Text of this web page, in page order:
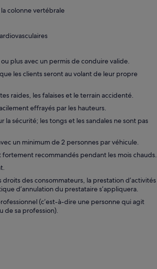
colonne vertébrale
plus avec un permis de conduire valide.
les clients seront au volant de leur propre
raides, les falaises et le terrain accidenté.
effrayés par les hauteurs.
la sécurité; les tongs et les sandales ne sont pas
un minimum de 2 personnes par véhicule.
recommandés pendant les mois chauds.
des consommateurs, la prestation d’activités
d’annulation du prestataire s’appliquera.
(c’est-à-dire une personne qui agit
de sa profession).